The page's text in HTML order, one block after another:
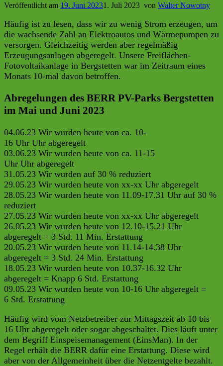
Veröffentlicht am 19. Juni 20231. Juli 2023 von Walter Nowotny
Häufig ist zu lesen, dass wir zu wenig Strom erzeugen, um
die wachsende Zahl an Elektroautos und Wärmepumpen zu
versorgen. Gleichzeitig werden aber regelmäßig
Erzeugungsanlagen abgeregelt. Unsere Freiflächen-
Fotovoltaikanlage in Bergstetten war im Zeitraum eines
Monats 10-mal davon betroffen.
Abregelungen des BERR PV-Parks Bergstetten
im Mai und Juni 2023
04.06.23 Wir wurden heute von ca. 10-
16 Uhr Uhr abgeregelt
03.06.23 Wir wurden heute von ca. 11-15
Uhr Uhr abgeregelt
31.05.23 Wir wurden auf 30 % reduziert
29.05.23 Wir wurden heute von xx-xx Uhr abgeregelt
28.05.23 Wir wurden heute von 11.09-17.31 Uhr auf 30 %
reduziert
27.05.23 Wir wurden heute von xx-xx Uhr abgeregelt
26.05.23 Wir wurden heute von 12.10-15.21 Uhr
abgeregelt = 3 Std. 11 Min. Erstattung
20.05.23 Wir wurden heute von 11.14-14.38 Uhr
abgeregelt = 3 Std. 24 Min. Erstattung
18.05.23 Wir wurden heute von 10.37-16.32 Uhr
abgeregelt = Knapp 6 Std. Erstattung
09.05.23 Wir wurden heute von 10-16 Uhr abgeregelt =
6 Std. Erstattung
Häufig wird vom Netzbetreiber zur Mittagszeit ab 10 bis
16 Uhr abgeregelt oder sogar abgeschaltet. Dies läuft unter
dem Begriff Einspeisemanagement (EinsMan). In der
Regel erhält die BERR dafür eine Erstattung. Diese wird
aber von der Allgemeinheit über die Netzentgelte bezahlt.